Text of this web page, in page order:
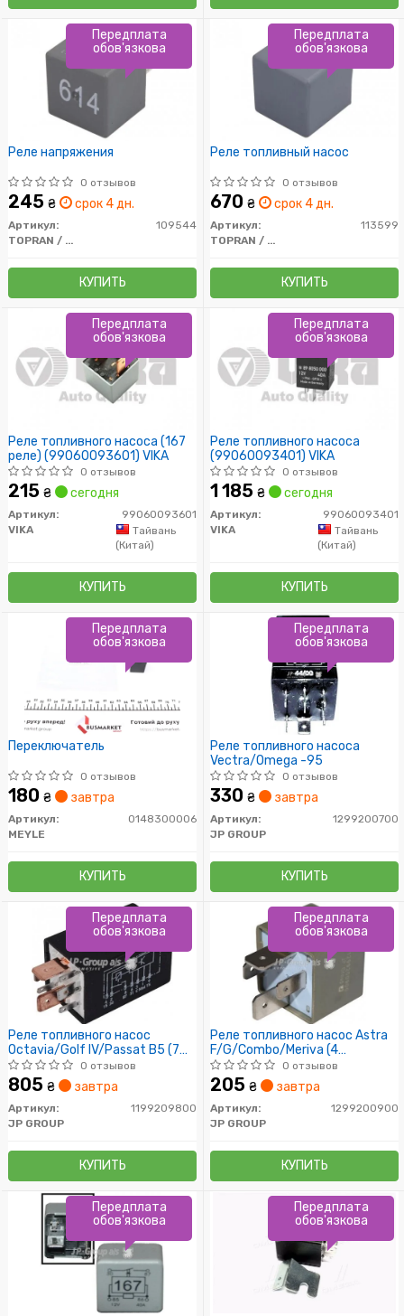
Реле напряжения
0 отзывов
245 ₴ срок 4 дн.
Артикул:
109544
TOPRAN / HANS PRIES
КУПИТЬ
Передплата
обов'язкова
Реле топливный насос
0 отзывов
670 ₴ срок 4 дн.
Артикул:
113599
TOPRAN / HANS PRIES
КУПИТЬ
Передплата
обов'язкова
Реле топливного насоса (167
реле) (99060093601) VIKA
0 отзывов
215 ₴ сегодня
Артикул:
99060093601
VIKA
Тайвань
(Китай)
КУПИТЬ
Передплата
обов'язкова
Реле топливного насоса
(99060093401) VIKA
0 отзывов
1 185 ₴ сегодня
Артикул:
99060093401
VIKA
Тайвань
(Китай)
КУПИТЬ
Передплата
обов'язкова
Переключатель
0 отзывов
180 ₴ завтра
Артикул:
0148300006
MEYLE
КУПИТЬ
Передплата
обов'язкова
Реле топливного насоса
Vectra/Omega -95
0 отзывов
330 ₴ завтра
Артикул:
1299200700
JP GROUP
КУПИТЬ
Передплата
обов'язкова
Реле топливного насос
Octavia/Golf IV/Passat B5 (7
конт./40А)
0 отзывов
805 ₴ завтра
Артикул:
1199209800
JP GROUP
КУПИТЬ
Передплата
обов'язкова
Реле топливного насос Astra
F/G/Combo/Meriva (4
конт./30А)
0 отзывов
205 ₴ завтра
Артикул:
1299200900
JP GROUP
КУПИТЬ
Передплата
обов'язкова
Передплата
обов'язкова
Передплата
обов'язкова